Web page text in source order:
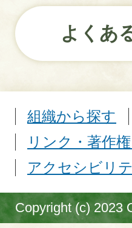
よくあ
組織から探す
リンク・著作
アクセシビリ
Copyright (c) 2023